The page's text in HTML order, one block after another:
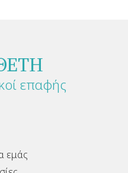
επαφής
εμάς